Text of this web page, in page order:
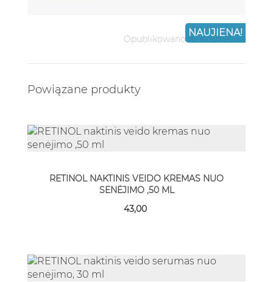
Opublikowano w: Kosmetika
Powiązane produkty
RETINOL NAKTINIS VEIDO KREMAS NUO
SENĖJIMO ,50 ML
43,00
NAUJIENA!